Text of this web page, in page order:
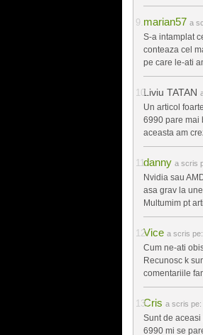
marian57 a
S-a intamplat
conteaza cel
pe care le-ati
Liviu TATAN
Un articol
6990 pare mai
aceasta am
danny a scris
Nvidia sau
asa grav la
Multumim pt
Vice a scris pe:
Cum ne-ati
Recunosc k
comentariile
Cris a scris pe:
Sunt de aceasi
6990 mi se